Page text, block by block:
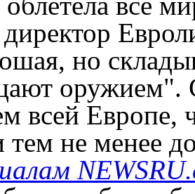
но
оружием".
всей
тем не менее